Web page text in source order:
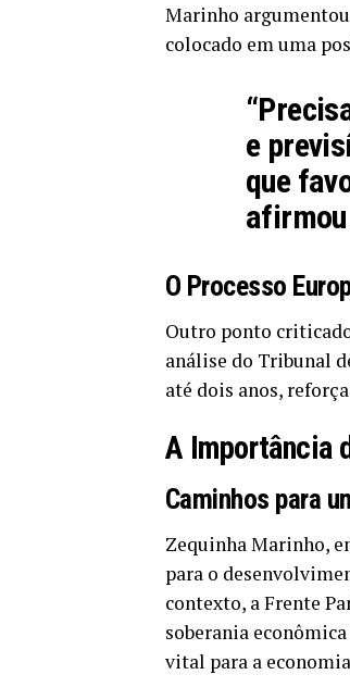
Marinho
colocado em uma
e
que
O Processo
Outro ponto
análise do Tribunal
até dois anos,
A Importância
Caminhos para
Zequinha Marinho,
para o
contexto, a Frente
soberania
vital para a